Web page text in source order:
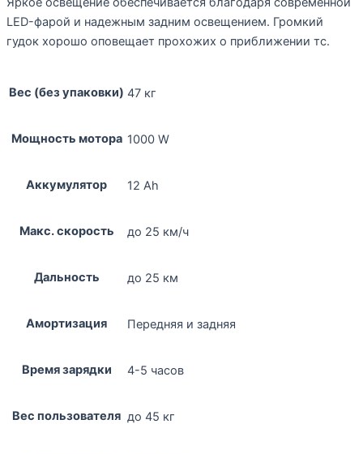
LED-фарой и надежным задним освещением. Громкий
гудок хорошо оповещает прохожих о приближении тс.
Вес (без упаковки) 47 кг
Мощность мотора 1000 W
Аккумулятор 12 Ah
Макс. скорость до 25 км/ч
Дальность до 25 км
Амортизация Передняя и задняя
Время зарядки 4-5 часов
Вес пользователя до 45 кг